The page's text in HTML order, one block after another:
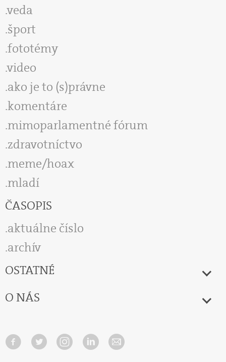
veda
šport
fototémy
video
ako je to (s)právne
komentáre
mimoparlamentné fórum
zdravotníctvo
meme/hoax
mladí
ČASOPIS
aktuálne číslo
archív
OSTATNÉ
O NÁS